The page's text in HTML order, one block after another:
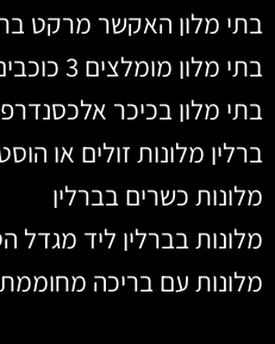
בתי מלון האקשר מרקט
בתי מלון מומלצים 3 כוכבים בברלין
בתי מלון בכיכר
ברלין מלונות זולים או
מלונות כשרים בברלין
מלונות בברלין ליד מגדל
מלונות עם בריכה